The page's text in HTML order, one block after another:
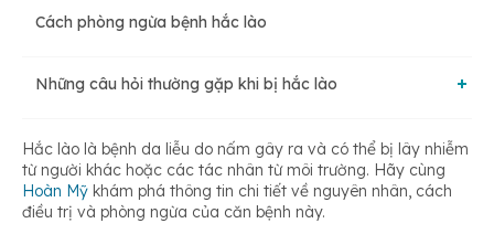
Cách phòng ngừa bệnh hắc lào
Những câu hỏi thường gặp khi bị hắc lào
Bệnh hắc lào có nguy hiểm không?
Bệnh hắc lào có lây không?
Hắc lào là bệnh da liễu do nấm gây ra và có thể bị lây nhiễm
từ người khác hoặc các tác nhân từ môi trường. Hãy cùng
Hoàn Mỹ khám phá thông tin chi tiết về nguyên nhân, cách
điều trị và phòng ngừa của căn bệnh này.